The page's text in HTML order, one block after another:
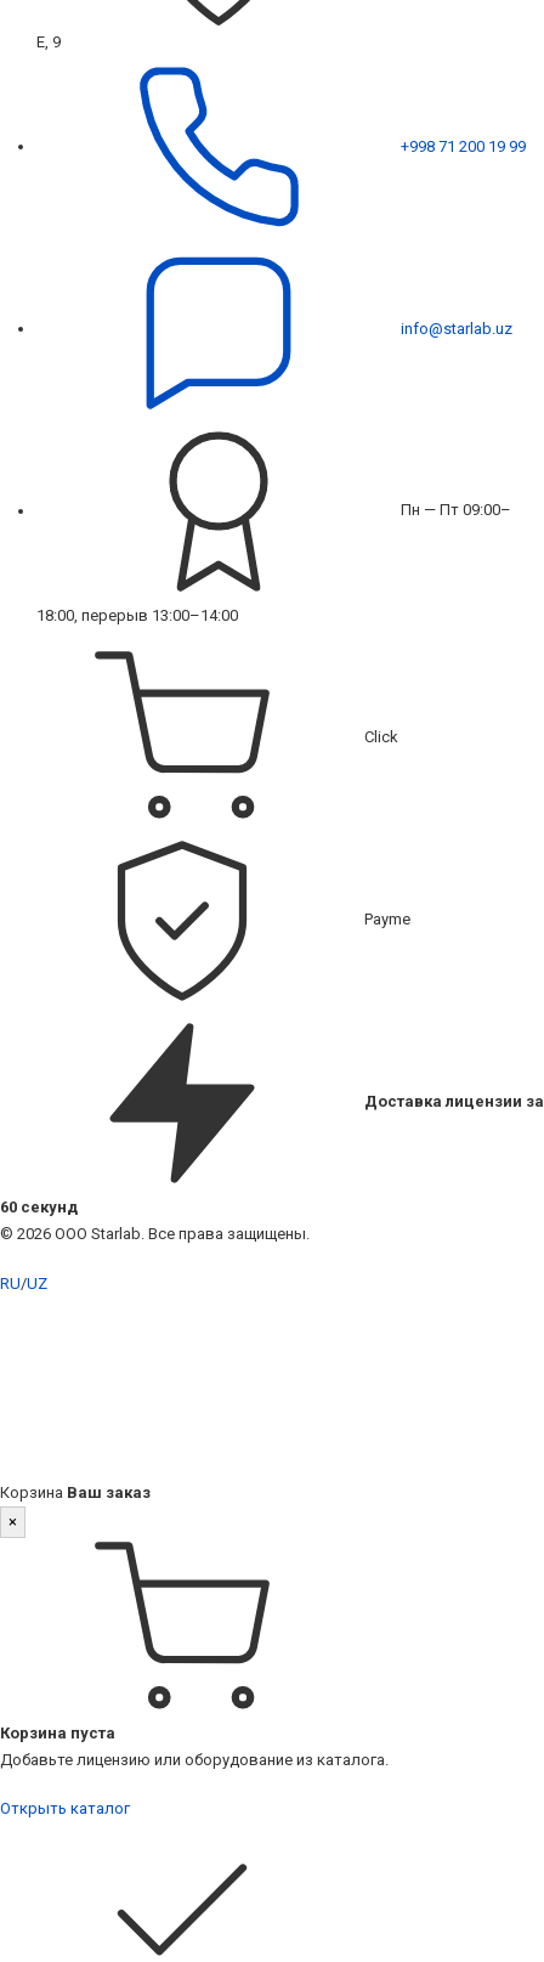
Е, 9
+998 71 200 19 99
info@starlab.uz
Пн — Пт 09:00–
18:00, перерыв 13:00–14:00
Click
Payme
Доставка лицензии за
60 секунд
© 2026 ООО Starlab. Все права защищены.
RU/UZ
Корзина Ваш заказ
×
Корзина пуста
Добавьте лицензию или оборудование из каталога.
Открыть каталог